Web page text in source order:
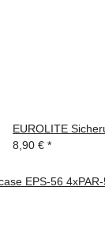
EUROLITE
8,90 € *